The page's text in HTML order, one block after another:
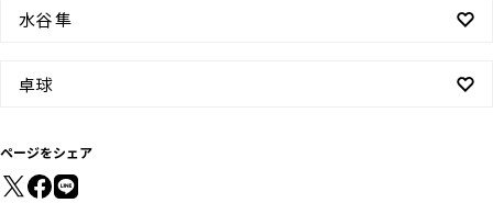
水谷 隼
卓球
ページをシェア